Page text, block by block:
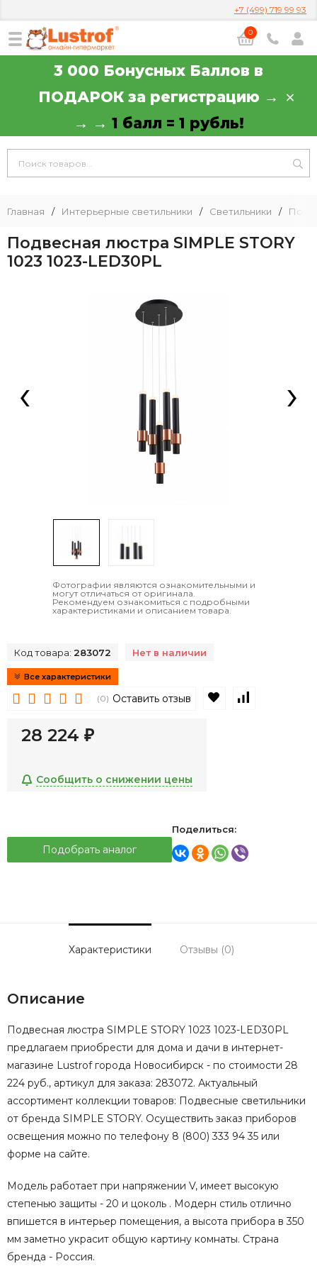
+7 (499) 719 99 93
0
3 000 Бонусных Баллов в
ПОДАРОК за регистрацию →
→ → 1 балл = 1 рубль!
Главная / Интерьерные светильники / Светильники /
Подвесная люстра SIMPLE STORY
1023 1023-LED30PL
‹ ›
Фотографии являются ознакомительными и
могут отличаться от оригинала.
Рекомендуем ознакомиться с подробными
характеристиками и описанием товара.
Код товара: 283072 Нет в наличии
Все характеристики
(0) Оставить отзыв В избранное
28 224 ₽
Сообщить о снижении цены
Подобрать аналог
Поделиться:
Характеристики Отзывы (0)
Описание
Подвесная люстра SIMPLE STORY 1023 1023-LED30PL
предлагаем приобрести для дома и дачи в интернет-
магазине Lustrof города Новосибирск - по стоимости 28
224 руб., артикул для заказа: 283072. Актуальный
ассортимент коллекции товаров: Подвесные светильники
от бренда SIMPLE STORY. Осуществить заказ приборов
освещения можно по телефону 8 (800) 333 94 35 или
форме на сайте.
Модель работает при напряжении V, имеет высокую
степенью защиты - 20 и цоколь . Модерн стиль отлично
впишется в интерьер помещения, а высота прибора в 350
мм заметно украсит общую картину комнаты. Страна
бренда - Россия.